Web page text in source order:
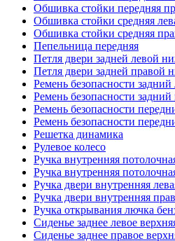
Обшивка стойки передняя
Обшивка стойки средняя
Обшивка стойки средняя
Пепельница передняя
Петля двери задней левой
Петля двери задней правой
Ремень безопасности
Ремень безопасности
Ремень безопасности
Ремень безопасности
Решетка динамика
Рулевое колесо
Ручка внутренняя
Ручка внутренняя
Ручка двери внутренняя
Ручка двери внутренняя
Ручка открывания лючка
Сиденье заднее левое
Сиденье заднее правое